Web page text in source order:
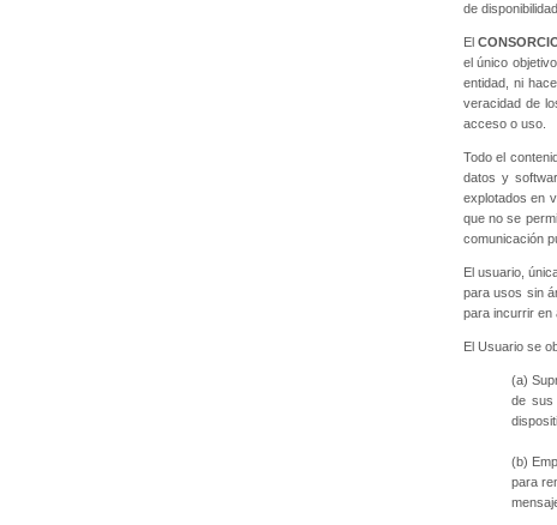
de
El
el único
entidad, ni
veracidad de
acceso o uso.
Todo el
datos y
explotados en
que no se
comunicación
El usuario,
para usos sin
para incurrir en
El Usuario se
(a)
de sus
(b)
para